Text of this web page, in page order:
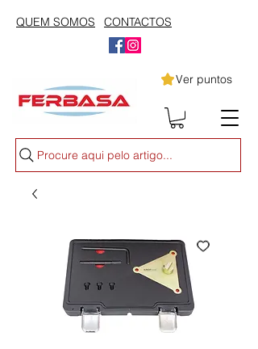
QUEM SOMOS CONTACTOS
Ver puntos
Procure aqui pelo artigo...